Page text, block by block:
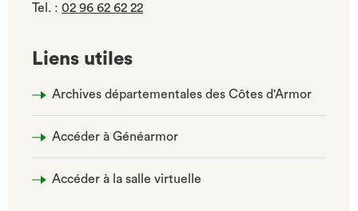
Tel. : 02 96 62 62 22
Liens utiles
Archives départementales des Côtes d'Armor
Accéder à Généarmor
Accéder à la salle virtuelle